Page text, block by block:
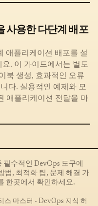
사용한 다단계 배포
애플리케이션 배포를 설
. 이 가이드에서는 별도
북 생성, 효과적인 오류
다. 실용적인 예제와 모
애플리케이션 전달을 마
수적인 DevOps 도구에
법, 최적화 팁, 문제 해결 가
한곳에서 확인하세요.
마스터 - DevOps 지식 허